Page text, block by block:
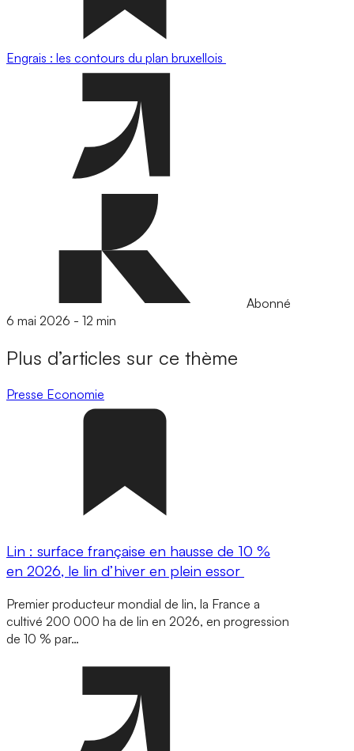
Engrais : les contours du plan bruxellois
Abonné
6 mai 2026 - 12 min
Plus d’articles sur ce thème
Presse Economie
Lin : surface française en hausse de 10 %
en 2026, le lin d’hiver en plein essor
Premier producteur mondial de lin, la France a
cultivé 200 000 ha de lin en 2026, en progression
de 10 % par…